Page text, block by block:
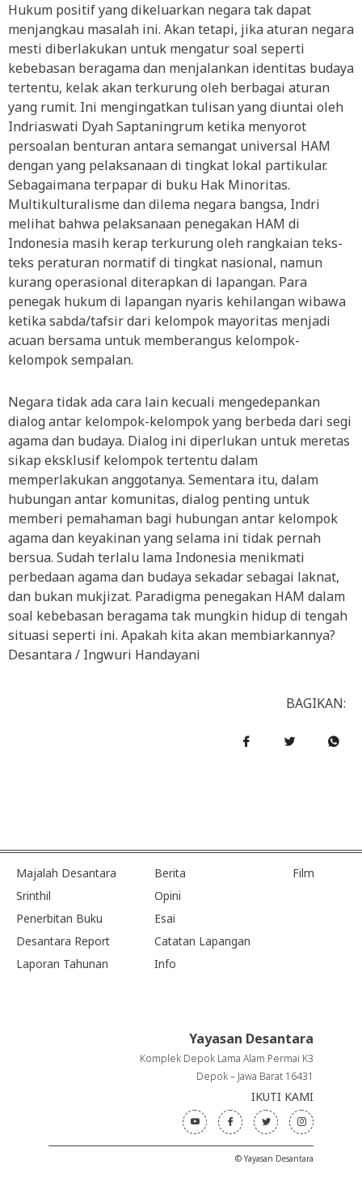
Hukum positif yang dikeluarkan negara tak dapat
menjangkau masalah ini. Akan tetapi, jika aturan negara
mesti diberlakukan untuk mengatur soal seperti
kebebasan beragama dan menjalankan identitas budaya
tertentu, kelak akan terkurung oleh berbagai aturan
yang rumit. Ini mengingatkan tulisan yang diuntai oleh
Indriaswati Dyah Saptaningrum ketika menyorot
persoalan benturan antara semangat universal HAM
dengan yang pelaksanaan di tingkat lokal partikular.
Sebagaimana terpapar di buku Hak Minoritas.
Multikulturalisme dan dilema negara bangsa, Indri
melihat bahwa pelaksanaan penegakan HAM di
Indonesia masih kerap terkurung oleh rangkaian teks-
teks peraturan normatif di tingkat nasional, namun
kurang operasional diterapkan di lapangan. Para
penegak hukum di lapangan nyaris kehilangan wibawa
ketika sabda/tafsir dari kelompok mayoritas menjadi
acuan bersama untuk memberangus kelompok-
kelompok sempalan.
Negara tidak ada cara lain kecuali mengedepankan
dialog antar kelompok-kelompok yang berbeda dari segi
agama dan budaya. Dialog ini diperlukan untuk meretas
sikap eksklusif kelompok tertentu dalam
memperlakukan anggotanya. Sementara itu, dalam
hubungan antar komunitas, dialog penting untuk
memberi pemahaman bagi hubungan antar kelompok
agama dan keyakinan yang selama ini tidak pernah
bersua. Sudah terlalu lama Indonesia menikmati
perbedaan agama dan budaya sekadar sebagai laknat,
dan bukan mukjizat. Paradigma penegakan HAM dalam
soal kebebasan beragama tak mungkin hidup di tengah
situasi seperti ini. Apakah kita akan membiarkannya?
Desantara / Ingwuri Handayani
BAGIKAN:
Majalah Desantara
Srinthil
Penerbitan Buku
Desantara Report
Laporan Tahunan
Berita
Opini
Esai
Catatan Lapangan
Info
Film
Yayasan Desantara
Komplek Depok Lama Alam Permai K3
Depok – Jawa Barat 16431
IKUTI KAMI
© Yayasan Desantara